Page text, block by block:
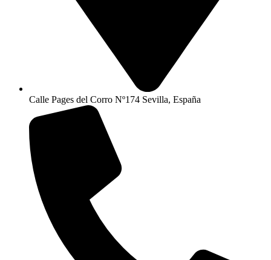
Calle Pages del Corro Nº174 Sevilla, España